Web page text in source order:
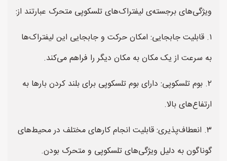
ویژگی‌های برجسته‌ی لیفتراک‌های تلسکوپی متحرک عبارتند از:
۱. قابلیت جابجایی: امکان حرکت و جابجایی این لیفتراک‌ها
به سرعت از یک مکان به مکان دیگر را فراهم می‌کند.
۲. بوم تلسکوپی: دارای بوم تلسکوپی برای بلند کردن بارها به
ارتفاع‌های بالا.
۳. انعطاف‌پذیری: قابلیت انجام کارهای مختلف در محیط‌های
گوناگون به دلیل ویژگی‌های تلسکوپی و متحرک بودن.